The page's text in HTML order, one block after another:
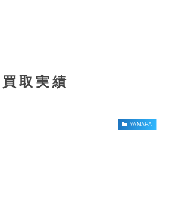
買取実績
YAMAHA